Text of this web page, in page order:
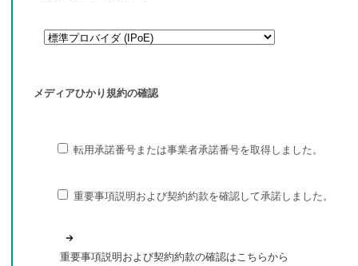
メディアひかり規約の確認
転用承諾番号または事業者承諾番号を取得しました。
重要事項説明および契約約款を確認して承諾しました。
重要事項説明および契約約款の確認はこちらから